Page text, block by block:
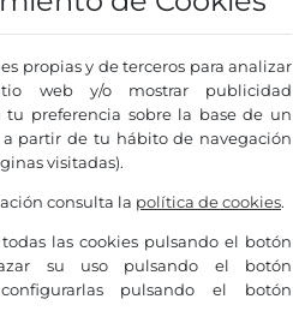
Duración:
1 hora 5 min.
Fecha de Estreno:
17 septiembre 2016
propias y de terceros para analizar
web y/o mostrar publicidad
tu preferencia sobre la base de un
partir de tu hábito de navegación
visitadas).
consulta la política de cookies.
las cookies pulsando el botón
su uso pulsando el botón
pulsando el botón